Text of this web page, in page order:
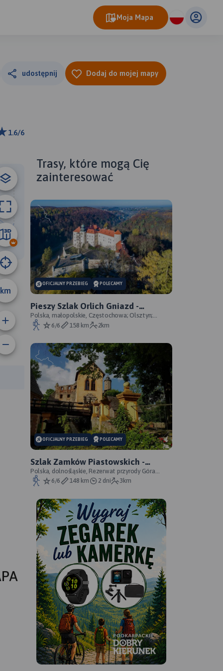
Moja Mapa
udostępnij Dodaj do mojej mapy
1.6/6
km
43 km
Trasy, które mogą Cię
zainteresować
OFICJALNY PRZEBIEG POLECAMY
Pieszy Szlak Orlich Gniazd -
oficjalny przebieg szlaku
Polska, małopolskie, Częstochowa; Olsztyn;
Mirów; Bobolice; Morsko; Ogrodzieniec; Pilica;
Smoleń; By
6/6 158 km 2km
OFICJALNY PRZEBIEG POLECAMY
Szlak Zamków Piastowskich -
oficjalny przebieg
Polska, dolnośląskie, Rezerwat przyrody Góra
Choina, Zagórze Śląskie, powiat wałbrzyski
6/6 148 km 2 dni 3km